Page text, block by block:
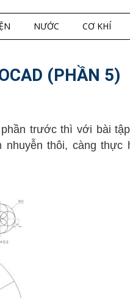
NƯỚC CƠ KHÍ
(PHẦN 5)
trước thì với bài
thôi, càng thực